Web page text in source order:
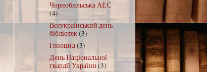
Чорнобильська АЕС
(4)
Всеукраїнський день
бібліотек(3)
Геноцид(3)
День Національної
гвардії України (3)